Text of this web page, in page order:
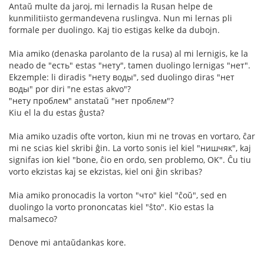
Antaŭ multe da jaroj, mi lernadis la Rusan helpe de
kunmilitiisto germandevena ruslingva. Nun mi lernas pli
formale per duolingo. Kaj tio estigas kelke da dubojn.
Mia amiko (denaska parolanto de la rusa) al mi lernigis, ke la
neado de "есть" estas "нету", tamen duolingo lernigas "нет".
Ekzemple: li diradis "нету воды", sed duolingo diras "нет
воды" por diri "ne estas akvo"?
"нету проблем" anstataŭ "нет проблем"?
Kiu el la du estas ĝusta?
Mia amiko uzadis ofte vorton, kiun mi ne trovas en vortaro, ĉar
mi ne scias kiel skribi ĝin. La vorto sonis iel kiel "нишчяк", kaj
signifas ion kiel "bone, ĉio en ordo, sen problemo, OK". Ĉu tiu
vorto ekzistas kaj se ekzistas, kiel oni ĝin skribas?
Mia amiko pronocadis la vorton "что" kiel "ĉoŭ", sed en
duolingo la vorto prononcatas kiel "ŝto". Kio estas la
malsameco?
Denove mi antaŭdankas kore.